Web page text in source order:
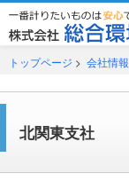
トップページ > 会社情報
北関東支社